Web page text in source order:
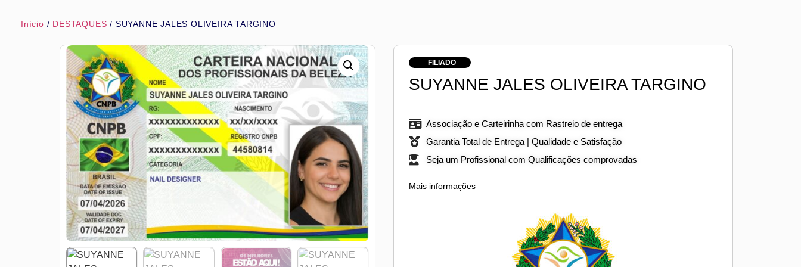
Início / DESTAQUES / SUYANNE JALES OLIVEIRA TARGINO
FILIADO
SUYANNE JALES OLIVEIRA TARGINO
Associação e Carteirinha com Rastreio de entrega
Garantia Total de Entrega | Qualidade e Satisfação
Seja um Profissional com Qualificações comprovadas
Mais informações